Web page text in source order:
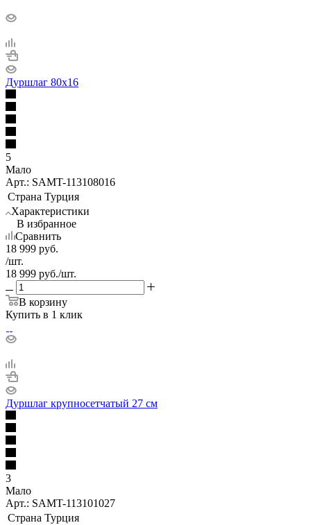
Дуршлаг 80х16
5
Мало
Арт.: SAMT-113108016
Страна Турция
Характеристики
В избранное
Сравнить
18 999 руб.
/шт.
18 999 руб./шт.
В корзину
Купить в 1 клик
Дуршлаг крупносетчатый 27 см
3
Мало
Арт.: SAMT-113101027
Страна Турция